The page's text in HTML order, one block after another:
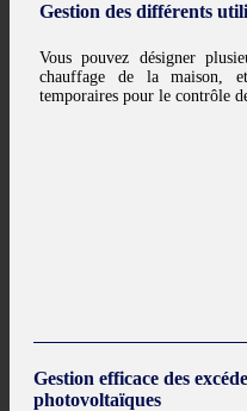
Gestion des différents
Vous pouvez désigner
chauffage de la maison,
temporaires pour le contrôle
Gestion efficace des
photovoltaïques